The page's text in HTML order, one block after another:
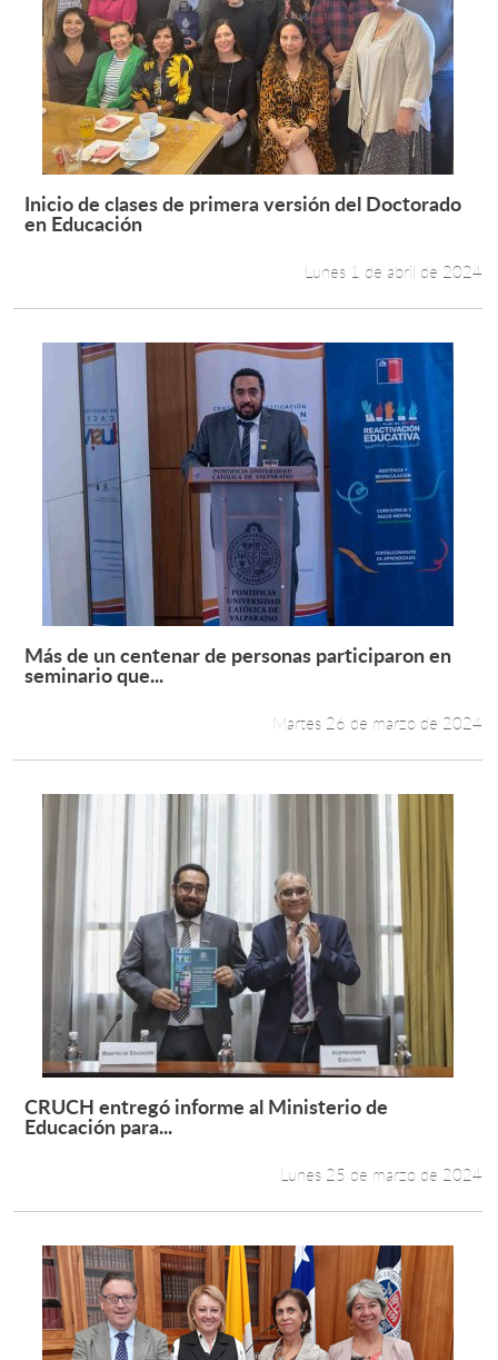
Leer más +
Inicio de clases de primera versión del Doctorado
en Educación
Lunes 1 de abril de 2024
Leer más +
Más de un centenar de personas participaron en
seminario que...
Martes 26 de marzo de 2024
Leer más +
CRUCH entregó informe al Ministerio de
Educación para...
Lunes 25 de marzo de 2024